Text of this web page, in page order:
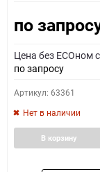
по
Цена без ECOном
по запросу
Артикул: 63361
Нет в наличии
В корзину